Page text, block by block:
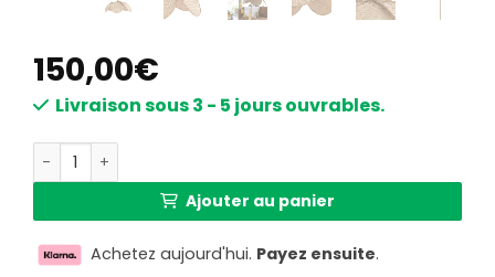
150,00€
Livraison sous 3 - 5 jours ouvrables.
quantité de Suspension en rotin au style naturel Light &
Ajouter au panier
Achetez aujourd'hui. Payez ensuite.